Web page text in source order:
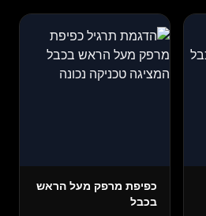
כפיפת מרפק מעל הראש
בכבל